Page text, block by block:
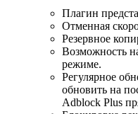
Плагин
Отменная
Резервное
Возможность
режиме.
Регулярное
обновить на
Adblock Plus